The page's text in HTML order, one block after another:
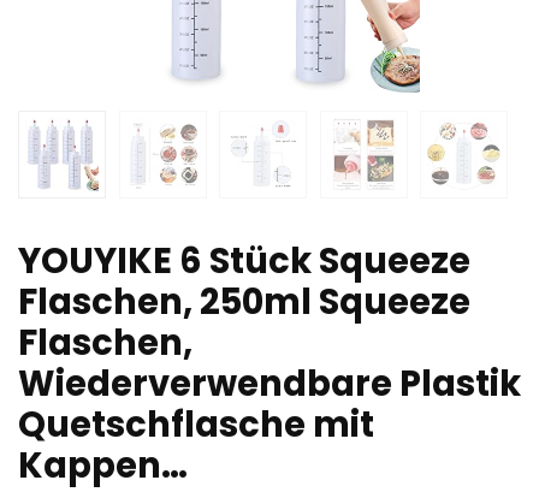
YOUYIKE 6 Stück Squeeze
Flaschen, 250ml Squeeze
Flaschen,
Wiederverwendbare Plastik
Quetschflasche mit
Kappen…